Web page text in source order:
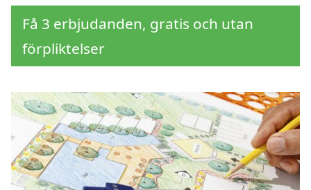
Få 3 erbjudanden, gratis och utan
förpliktelser